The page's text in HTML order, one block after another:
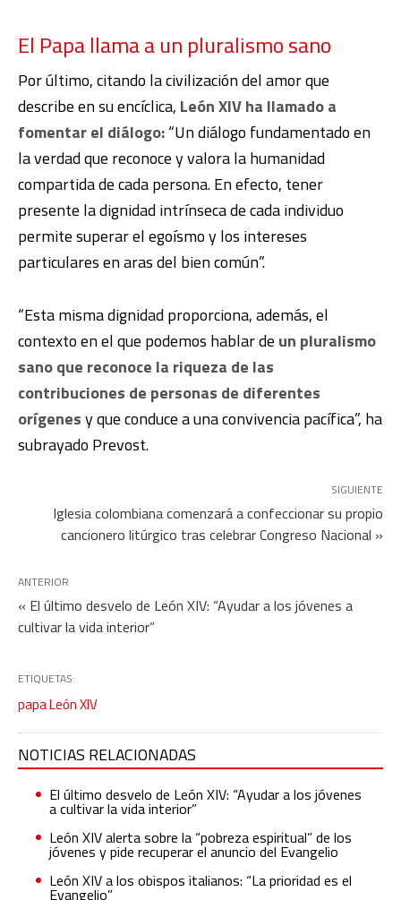
El Papa llama a un pluralismo sano
Por último, citando la civilización del amor que
describe en su encíclica, León XIV ha llamado a
fomentar el diálogo:“Un diálogo fundamentado en
la verdad que reconoce y valora la humanidad
compartida de cada persona. En efecto, tener
presente la dignidad intrínseca de cada individuo
permite superar el egoísmo y los intereses
particulares en aras del bien común”.
“Esta misma dignidad proporciona, además, el
contexto en el que podemos hablar de un pluralismo
sano que reconoce la riqueza de las
contribuciones de personas de diferentes
orígenesy que conduce a una convivencia pacífica”, ha
subrayado Prevost.
SIGUIENTE
Iglesia colombiana comenzará a confeccionar su propio
cancionero litúrgico tras celebrar Congreso Nacional »
ANTERIOR
« El último desvelo de León XIV: “Ayudar a los jóvenes a
cultivar la vida interior”
ETIQUETAS:
papa León XIV
NOTICIAS RELACIONADAS
El último desvelo de León XIV: “Ayudar a los jóvenes
a cultivar la vida interior”
León XIV alerta sobre la “pobreza espiritual” de los
jóvenes y pide recuperar el anuncio del Evangelio
León XIV a los obispos italianos: “La prioridad es el
Evangelio”